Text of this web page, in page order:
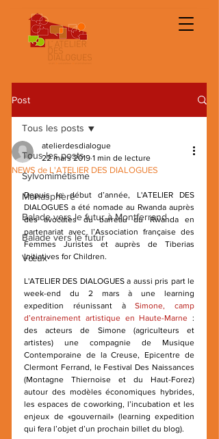
Post
Tous les posts
Sylvomimétisme
Monasphère
Balade vers le futur à Montferrand
Balade vers le futur
Vœux
Tous les posts
NEWS de L'ATELIER DES DIALOGUES
atelierdesdialogue
22 mars 2019 1 min de lecture
Depuis le début d’année, L'ATELIER DES
DIALOGUES a été nomade au Rwanda auprès
des avocates du barreau du Rwanda en
partenariat avec l’Association française des
Femmes Juristes et auprès de Tiberias
Initiatives for Children.
L'ATELIER DES DIALOGUES a aussi pris part le
week-end du 2 mars à une learning
expedition réunissant à Simone, camp
d’entrainement artistique en Haute-Marne :
des acteurs de Simone (agriculteurs et
artistes) une compagnie de Musique
Contemporaine de la Creuse, Epicentre de
Clermont Ferrand, le Festival Des Naissances
(Montagne Thiernoise et du Haut-Forez)
autour des modèles économiques hybrides,
les espaces de coworking, l’incubation et les
enjeux de «gouvernail» (learning expedition
qui fera l’objet d’un prochain billet du blog).